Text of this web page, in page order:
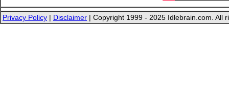
Privacy Policy | Disclaimer | Copyright 1999 - 2025 Idlebrain.com. All